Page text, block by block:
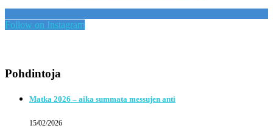
Follow on Instagram
Pohdintoja
Matka 2026 – aika summata messujen anti
15/02/2026